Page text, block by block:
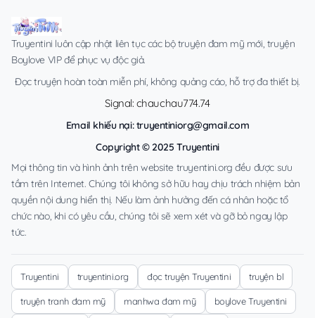
Truyentini luôn cập nhật liên tục các bộ truyện đam mỹ mới, truyện
Boylove VIP để phục vụ độc giả.
Đọc truyện hoàn toàn miễn phí, không quảng cáo, hỗ trợ đa thiết bị.
Signal: chauchau774.74
Email khiếu nại:truyentiniorg@gmail.com
Copyright © 2025 Truyentini
Mọi thông tin và hình ảnh trên website truyentini.org đều được sưu
tầm trên Internet. Chúng tôi không sở hữu hay chịu trách nhiệm bản
quyền nội dung hiển thị. Nếu làm ảnh hưởng đến cá nhân hoặc tổ
chức nào, khi có yêu cầu, chúng tôi sẽ xem xét và gỡ bỏ ngay lập
tức.
Truyentini truyentini.org đọc truyện Truyentini truyện bl
truyện tranh đam mỹ manhwa đam mỹ boylove Truyentini